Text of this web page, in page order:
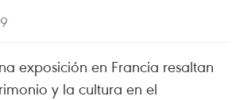
exposición en Francia resaltan
y la cultura en el